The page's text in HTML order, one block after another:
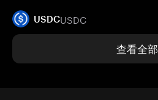
USDCUSDC
查看全部